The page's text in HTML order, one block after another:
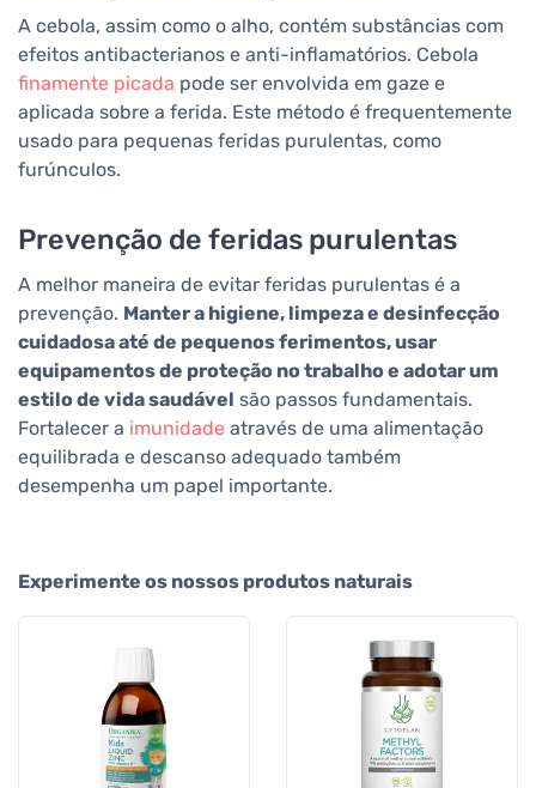
A cebola, assim como o alho, contém substâncias com
efeitos antibacterianos e anti-inflamatórios. Cebola
finamente picada pode ser envolvida em gaze e
aplicada sobre a ferida. Este método é frequentemente
usado para pequenas feridas purulentas, como
furúnculos.
Prevenção de feridas purulentas
A melhor maneira de evitar feridas purulentas é a
prevenção. Manter a higiene, limpeza e desinfecção
cuidadosa até de pequenos ferimentos, usar
equipamentos de proteção no trabalho e adotar um
estilo de vida saudável são passos fundamentais.
Fortalecer a imunidade através de uma alimentação
equilibrada e descanso adequado também
desempenha um papel importante.
Experimente os nossos produtos naturais